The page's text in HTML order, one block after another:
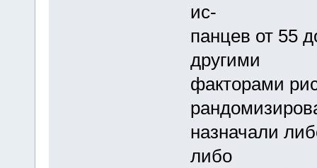
ис-
панцев от 55
другими
факторами
назначали
либо